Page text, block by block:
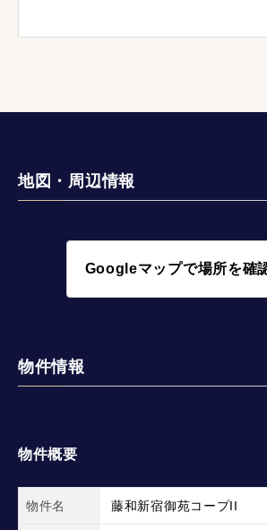
地図・周辺情報
Googleマップで場所を確
物件情報
物件概要
物件名 藤和新宿御苑コープII